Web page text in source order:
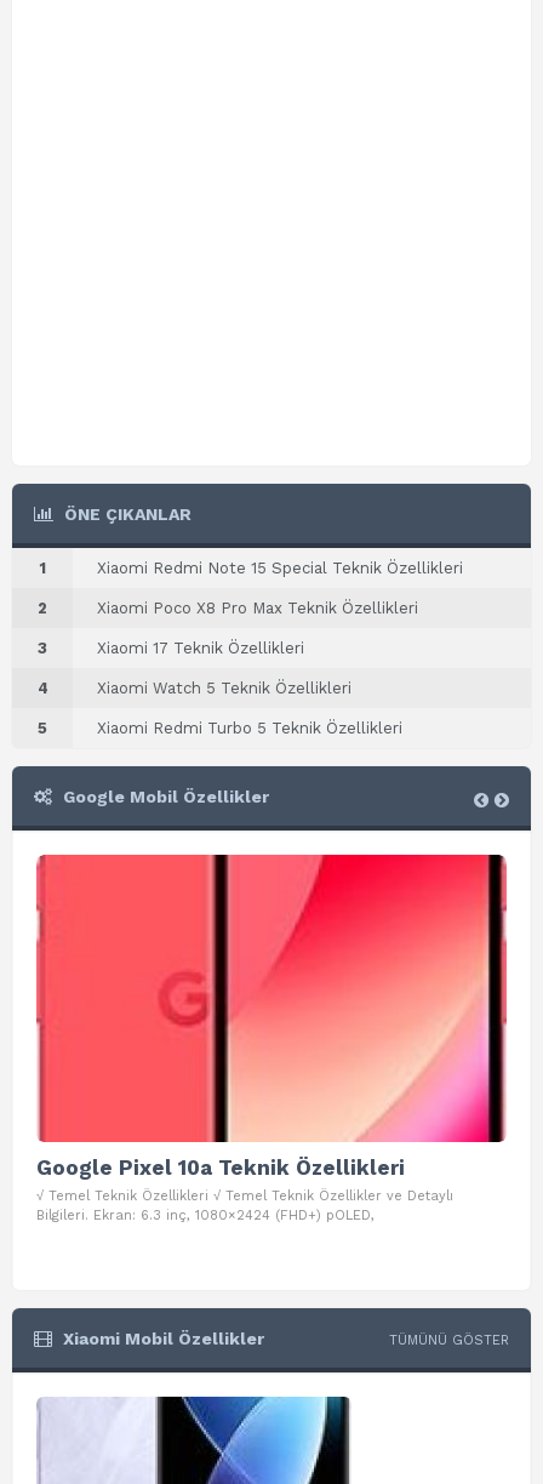
ÖNE ÇIKANLAR
1 Xiaomi Redmi Note 15 Special Teknik Özellikleri
2 Xiaomi Poco X8 Pro Max Teknik Özellikleri
3 Xiaomi 17 Teknik Özellikleri
4 Xiaomi Watch 5 Teknik Özellikleri
5 Xiaomi Redmi Turbo 5 Teknik Özellikleri
Google Mobil Özellikler
Google Pixel 10a Teknik Özellikleri
√ Temel Teknik Özellikleri √ Temel Teknik Özellikler ve Detaylı
Bilgileri. Ekran: 6.3 inç, 1080×2424 (FHD+) pOLED,
Xiaomi Mobil Özellikler TÜMÜNÜ GÖSTER